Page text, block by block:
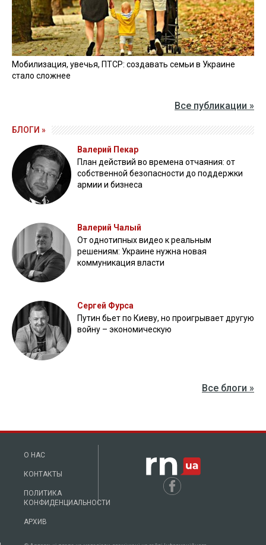
ненадлежащей обороне Харьковщины во время
наступления РФ в мае 2024 года.
В конце февраля Киевский апелляционный суд
сменил меру пресечениябывшему командиру 125-
под стражей на круглосуточный домашний арест.
пресечения для экскомандира 415-го батальона 125-
й бригады ТрО полковника Ильи Лапина на
круглосуточный домашний арест
посещать лечебные учреждения.
ЧИТАЙТЕ ТАКЖЕ:
Дело топ-генералов: решение проблем армии
или удар по репутации властей?
"Боевых командиров точно не стоит сажать":
генерал Марченко прокомментировал дела
против собратьев
ЮРИЙ ГАЛУШКИН
ЧИТАЙТЕ ТАКОЖ »
Пошел в СЗЧ и убил мать: во Львовской области судили
военнослужащего
Суд отправил заммэра Киева Прокопива под
круглосуточный домашний арест